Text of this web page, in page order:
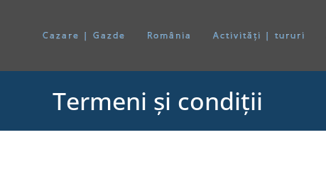
Cazare | Gazde România Activități | tururi
Termeni și condiții